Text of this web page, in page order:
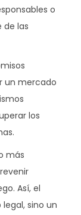
o
de las
un mercado
los
más
Así, el
sino un